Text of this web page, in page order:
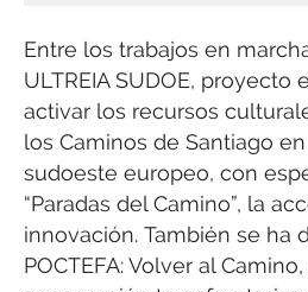
Entre los trabajos en
ULTREIA SUDOE, proyecto
activar los recursos
los Caminos de Santiago
sudoeste europeo, con
“Paradas del Camino”, la
innovación. También se ha
POCTEFA: Volver al